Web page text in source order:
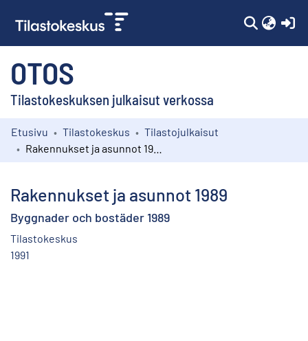
OTOS
Tilastokeskuksen julkaisut verkossa
Kokoelmat
Etusivu Tilastokeskus
Tilastojulkaisut
Rakennukset ja asunnot 1989
Byggnader och bostäder 1989
Tilastokeskus
1991